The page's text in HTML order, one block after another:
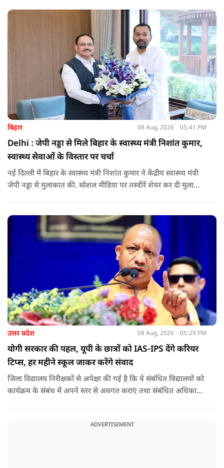
बिहार 08 Aug, 2026 05:41 PM
Delhi : जेपी नड्डा से मिले बिहार के स्वास्थ्य मंत्री निशांत कुमार,
स्वास्थ्य सेवाओं के विस्तार पर चर्चा
नई दिल्ली में बिहार के स्वास्थ्य मंत्री निशांत कुमार ने केंद्रीय स्वास्थ्य मंत्री
जेपी नड्डा से मुलाकात की. सोशल मीडिया पर तस्वीरें शेयर कर दी मुलाकात
उत्तर प्रदेश 08 Aug, 2026 05:29 PM
योगी सरकार की पहल, यूपी के छात्रों को IAS-IPS देंगे करियर
टिप्स, हर महीने स्कूल जाकर करेंगे संवाद
जिला विद्यालय निरीक्षकों से अपेक्षा की गई है कि वे संबंधित विद्यालयों को
कार्यक्रम के संबंध में अपने स्तर से अवगत कराएं तथा संबंधित अधिकारी
मुख्य सचिव, माध्यमिक शिक्षा, पार्थ सारथी सेन शर्मा ने बताया कि मुख्य
ADVERTISEMENT